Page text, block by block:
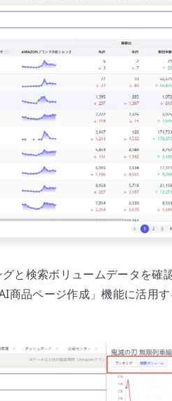
検索ボリュームデータを確
品ページ作成」機能に活用す